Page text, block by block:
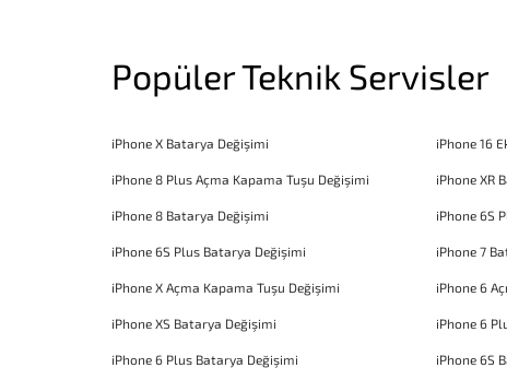
Popüler Teknik Servisler
iPhone X Batarya Değişimi iPhone 16
iPhone 8 Plus Açma Kapama Tuşu Değişimi iPhone XR
iPhone 8 Batarya Değişimi iPhone 6S
iPhone 6S Plus Batarya Değişimi iPhone 7
iPhone X Açma Kapama Tuşu Değişimi iPhone 6
iPhone XS Batarya Değişimi iPhone 6
iPhone 6 Plus Batarya Değişimi iPhone 6S